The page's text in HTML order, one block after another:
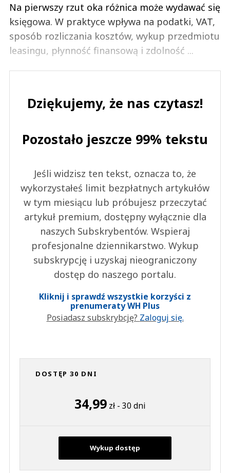
Na pierwszy rzut oka różnica może wydawać się
księgowa. W praktyce wpływa na podatki, VAT,
sposób rozliczania kosztów, wykup przedmiotu
leasingu, płynność finansową i zdolność ...
Dziękujemy, że nas czytasz!
Pozostało jeszcze 99% tekstu
Jeśli widzisz ten tekst, oznacza to, że
wykorzystałeś limit bezpłatnych artykułów
w tym miesiącu lub próbujesz przeczytać
artykuł premium, dostępny wyłącznie dla
naszych Subskrybentów. Wspieraj
profesjonalne dziennikarstwo. Wykup
subskrypcję i uzyskaj nieograniczony
dostęp do naszego portalu.
Kliknij i sprawdź wszystkie korzyści z
prenumeraty WH Plus
Posiadasz subskrybcję? Zaloguj się.
DOSTĘP 30 DNI
34,99 zł - 30 dni
Wykup dostęp